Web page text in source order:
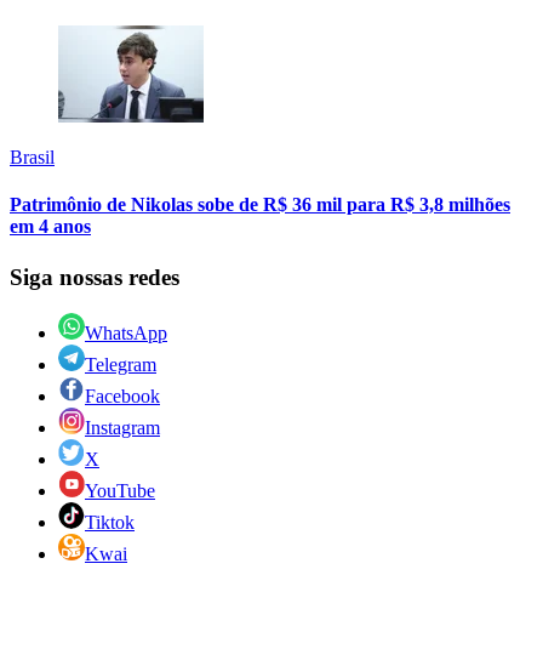
Brasil
Patrimônio de Nikolas sobe de R$ 36 mil para R$ 3,8 milhões
em 4 anos
Siga nossas redes
WhatsApp
Telegram
Facebook
Instagram
X
YouTube
Tiktok
Kwai